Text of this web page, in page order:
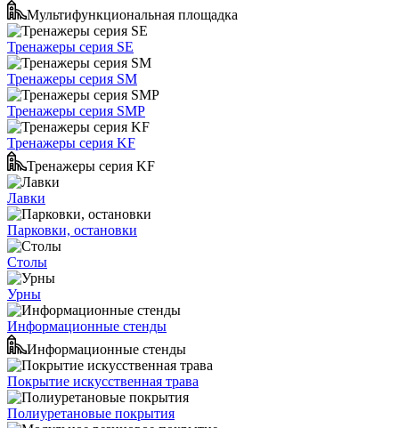
Мультифункциональная площадка
Тренажеры серия SE
Тренажеры серия SM
Тренажеры серия SMP
Тренажеры серия KF
Тренажеры серия KF
Лавки
Парковки, остановки
Столы
Урны
Информационные стенды
Информационные стенды
Покрытие искусственная трава
Полиуретановые покрытия